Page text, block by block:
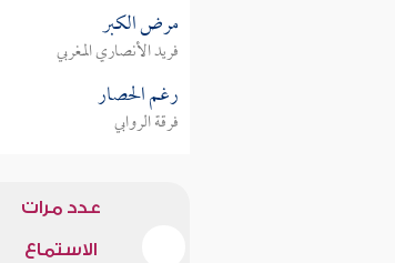
مرض الكبر
فريد الأنصاري المغربي
رغم الحصار
فرقة الروابي
عدد مرات
الاستماع